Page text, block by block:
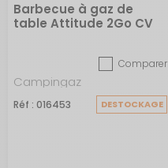
Barbecue à gaz de
table Attitude 2Go CV
Comparer
Campingaz
Réf : 016453 DESTOCKAGE